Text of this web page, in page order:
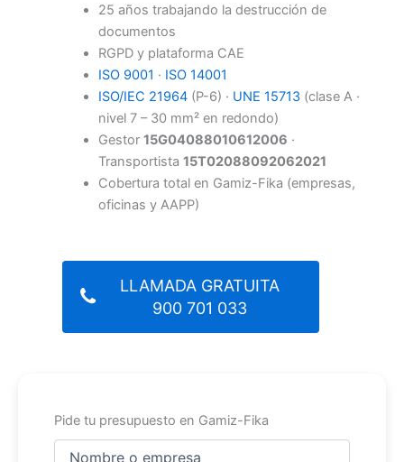
25 años trabajando la destrucción de
documentos
RGPD y plataforma CAE
ISO 9001 · ISO 14001
ISO/IEC 21964(P-6) · UNE 15713(clase A ·
nivel 7 – 30 mm² en redondo)
Gestor 15G04088010612006 ·
Transportista 15T02088092062021
Cobertura total en Gamiz-Fika (empresas,
oficinas y AAPP)
LLAMADA GRATUITA
900 701 033
Pide tu presupuesto en Gamiz-Fika
Nombre